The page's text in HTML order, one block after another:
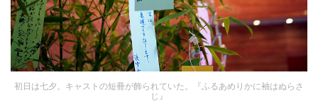
初日は七夕。キャストの短冊が飾られていた。『ふるあめりかに袖はぬらさ
じ』